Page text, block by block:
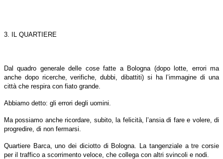
3. IL QUARTIERE
Dal quadro generale delle cose fatte a Bologna (dopo lotte, errori ma
anche dopo ricerche, verifiche, dubbi, dibattiti) si ha l’immagine di una
città che respira con fiato grande.
Abbiamo detto: gli errori degli uomini.
Ma possiamo anche ricordare, subito, la felicità, l’ansia di fare e volere, di
progredire, di non fermarsi.
Quartiere Barca, uno dei diciotto di Bologna. La tangenziale a tre corsie
per il traffico a scorrimento veloce, che collega con altri svincoli e nodi.